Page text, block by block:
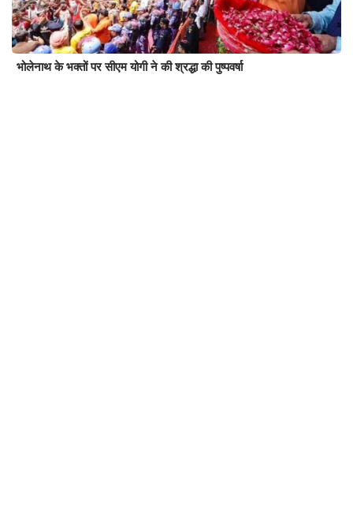
भोलेनाथ के भक्तों पर सीएम योगी ने की श्रद्धा की पुष्पवर्षा